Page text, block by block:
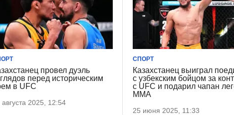
провел дуэль
перед историческим
в UFC
августа 2025, 12:54
СПОРТ
Казахстанец выиграл
с узбекским бойцом за
с UFC и подарил чапан
ММА
25 июня 2025, 11:33